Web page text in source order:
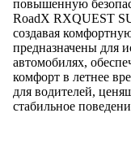
повышенную
RoadX RXQUEST
создавая
предназначены для
автомобилях,
комфорт в летнее
для водителей,
стабильное